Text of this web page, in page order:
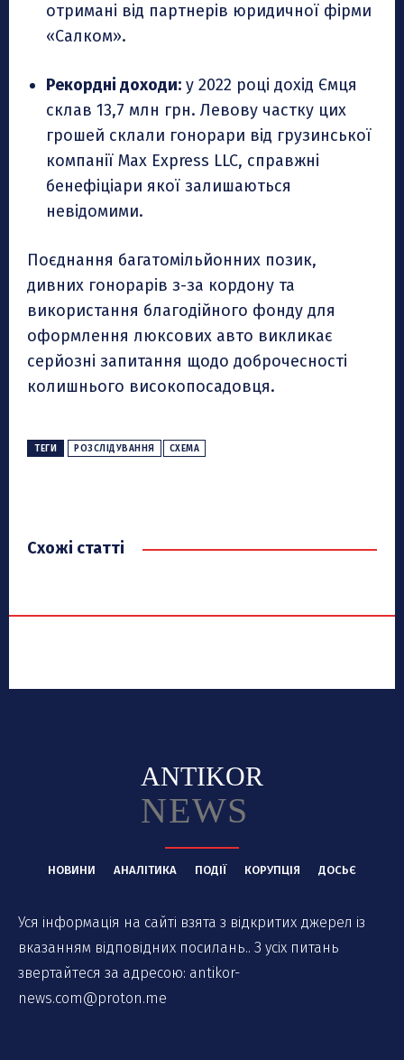
отримані від партнерів юридичної фірми
«Салком».
Рекордні доходи: у 2022 році дохід Ємця
склав 13,7 млн грн. Левову частку цих
грошей склали гонорари від грузинської
компанії Max Express LLC, справжні
бенефіціари якої залишаються
невідомими.
Поєднання багатомільйонних позик,
дивних гонорарів з-за кордону та
використання благодійного фонду для
оформлення люксових авто викликає
серйозні запитання щодо доброчесності
колишнього високопосадовця.
ТЕГИ РОЗСЛІДУВАННЯ СХЕМА
Схожі статті
ANTIKOR
NEWS
НОВИНИ АНАЛІТИКА ПОДІЇ КОРУПЦІЯ ДОСЬЄ
Уся інформація на сайті взята з відкритих джерел із
вказанням відповідних посилань.. З усіх питань
звертайтеся за адресою: antikor-
news.com@proton.me